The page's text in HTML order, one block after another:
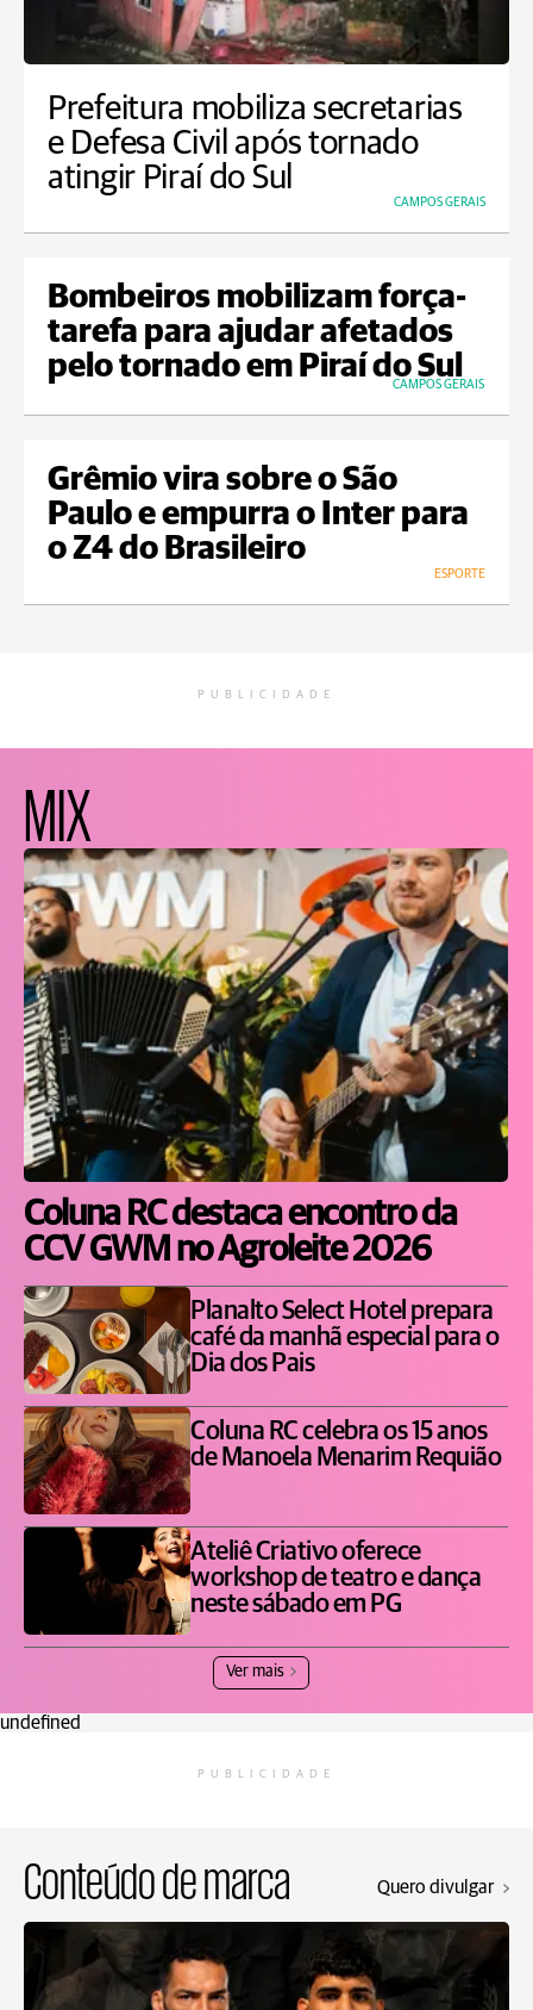
Prefeitura mobiliza secretarias
e Defesa Civil após tornado
atingir Piraí do Sul
CAMPOS GERAIS
Bombeiros mobilizam força-
tarefa para ajudar afetados
pelo tornado em Piraí do Sul
CAMPOS GERAIS
Grêmio vira sobre o São
Paulo e empurra o Inter para
o Z4 do Brasileiro
ESPORTE
PUBLICIDADE
MIX
Coluna RC destaca encontro da
CCV GWM no Agroleite 2026
Planalto Select Hotel prepara
café da manhã especial para o
Dia dos Pais
Coluna RC celebra os 15 anos
de Manoela Menarim Requião
Ateliê Criativo oferece
workshop de teatro e dança
neste sábado em PG
Ver mais
undefined
PUBLICIDADE
Conteúdo de marca Quero divulgar